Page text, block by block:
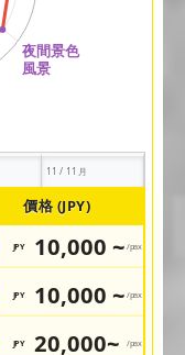
11 / 11月
價格 (JPY)
JPY 10,000 ~ /pax
JPY 10,000 ~ /pax
JPY 20,000~ /pax